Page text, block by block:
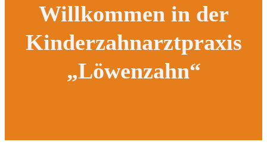
Willkommen in der
Kinderzahnarztpraxis
„Löwenzahn“